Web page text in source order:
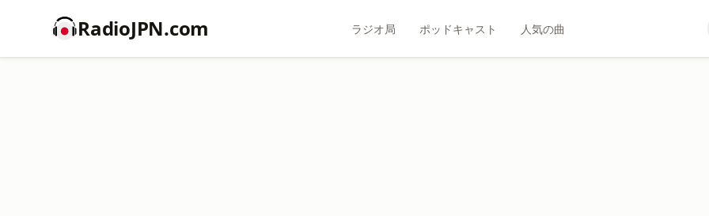
RadioJPN.com ラジオ局 ポッドキャスト 人気の曲